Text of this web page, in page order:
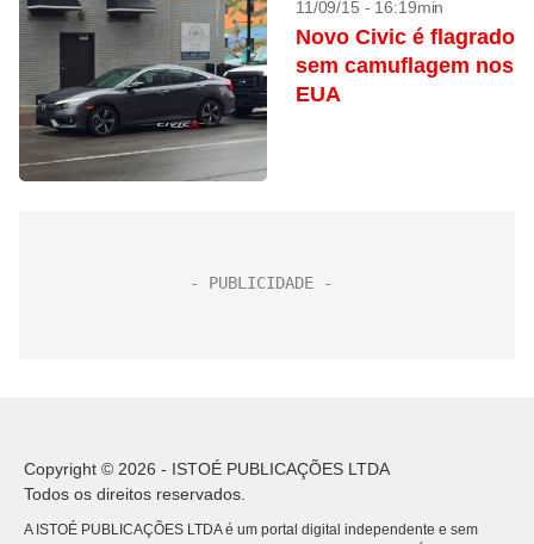
11/09/15 - 16:19min
Novo Civic é flagrado
sem camuflagem nos
EUA
Copyright © 2026 - ISTOÉ PUBLICAÇÕES LTDA
Todos os direitos reservados.
A ISTOÉ PUBLICAÇÕES LTDA é um portal digital independente e sem